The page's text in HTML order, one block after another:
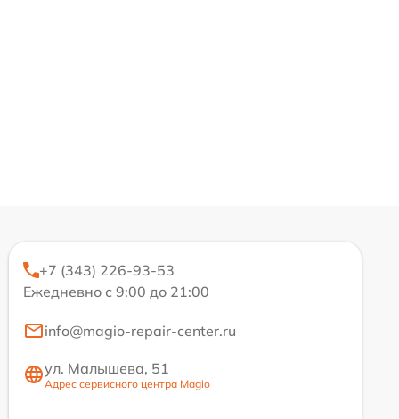
+7 (343) 226-93-53
Ежедневно с 9:00 до 21:00
info@magio-repair-center.ru
ул. Малышева, 51
Адрес сервисного центра Magio